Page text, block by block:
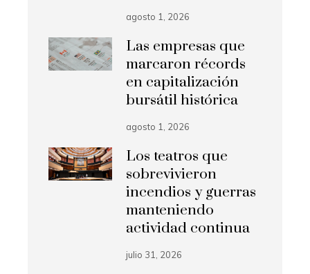
agosto 1, 2026
Las empresas que
marcaron récords
en capitalización
bursátil histórica
agosto 1, 2026
Los teatros que
sobrevivieron
incendios y guerras
manteniendo
actividad continua
julio 31, 2026